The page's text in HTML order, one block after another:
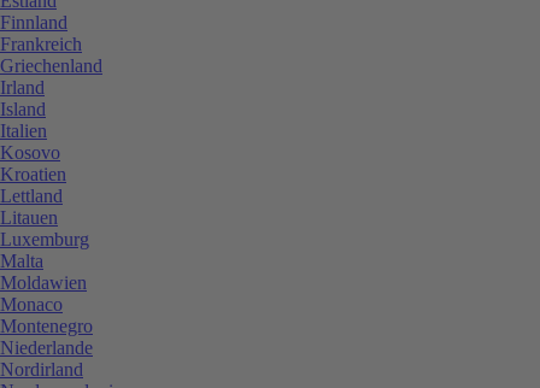
Finnland
Frankreich
Griechenland
Irland
Island
Italien
Kosovo
Kroatien
Lettland
Litauen
Luxemburg
Malta
Moldawien
Monaco
Montenegro
Niederlande
Nordirland